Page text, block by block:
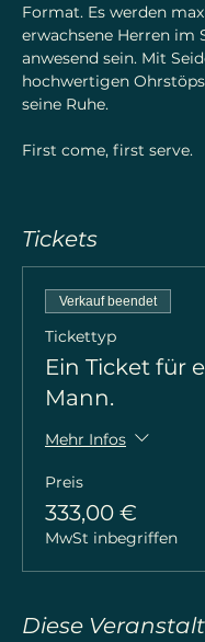
Format. Es werden
erwachsene Herren im
anwesend sein. Mit
hochwertigen
seine Ruhe.
First come, first serve.
Tickets
Verkauf beendet
Tickettyp
Ein Ticket für
Mann.
Mehr Infos
Preis
333,00 €
MwSt inbegriffen
Diese